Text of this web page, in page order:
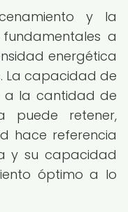
y la
a
energética
La capacidad de
a la cantidad de
puede retener,
hace referencia
y su capacidad
óptimo a lo